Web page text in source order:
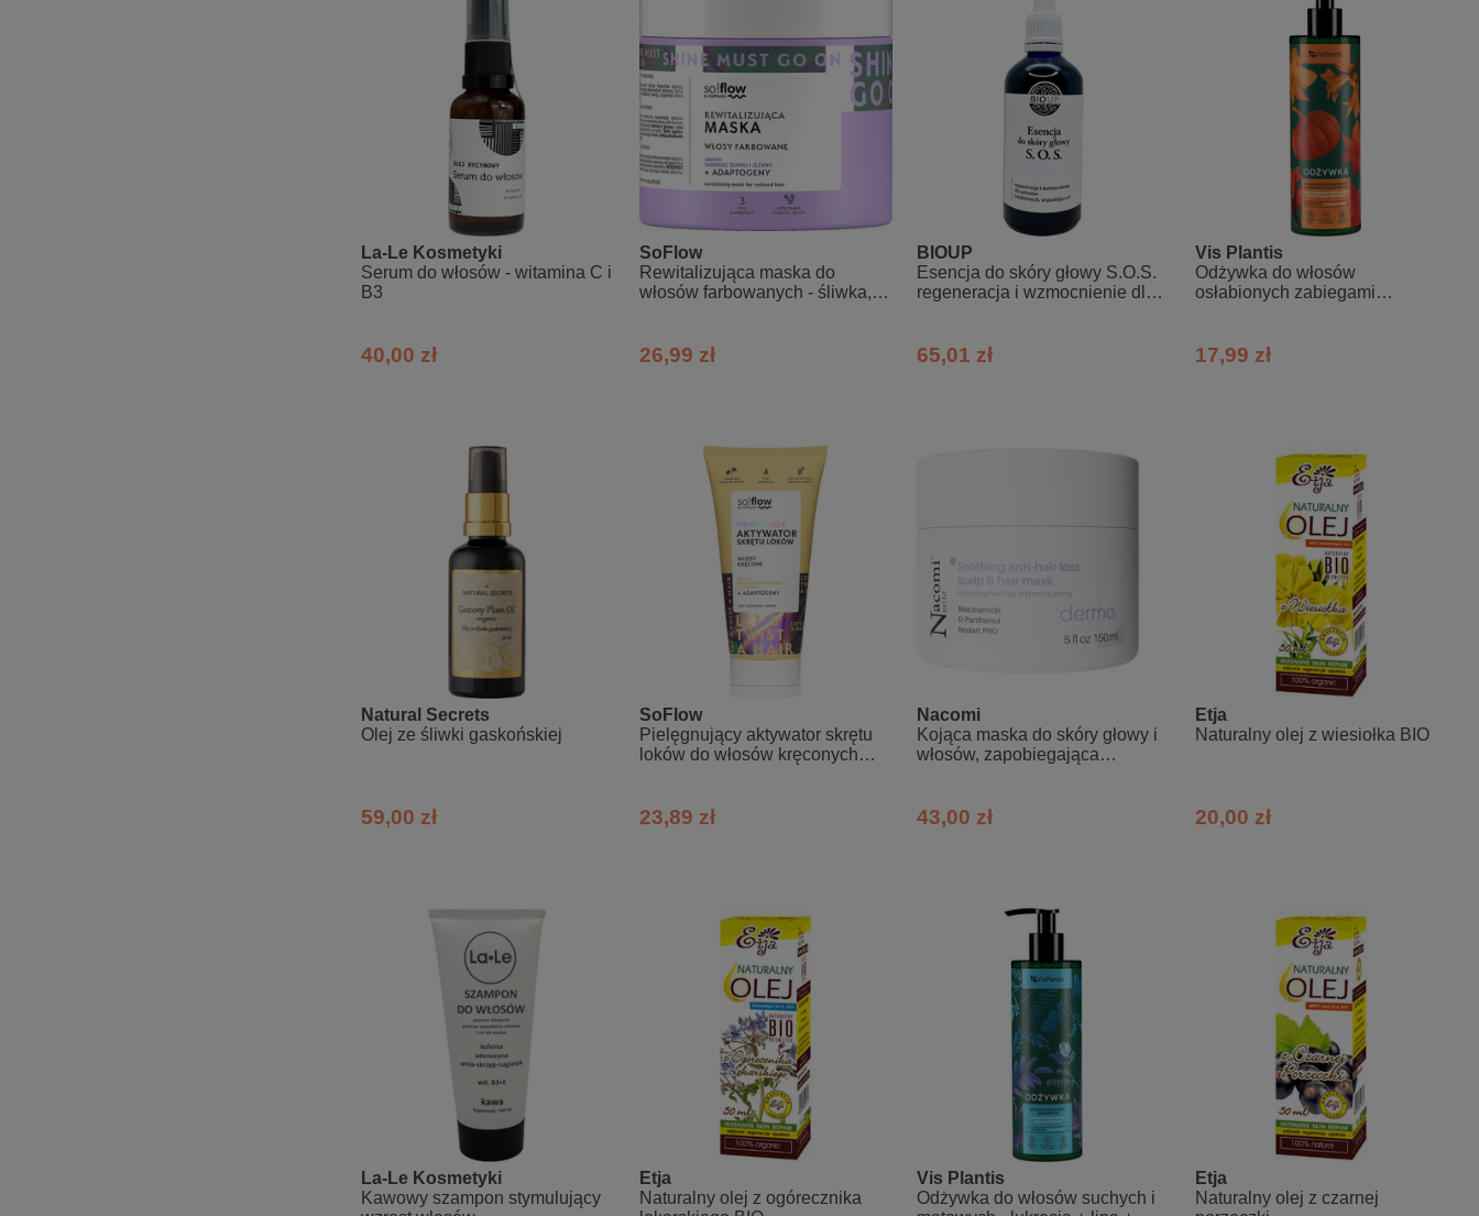
La-Le Kosmetyki
Serum do włosów - witamina C i
B3
40,00 zł
SoFlow
Rewitalizująca maska do
włosów farbowanych - śliwka,
26,99 zł
BIOUP
Esencja do skóry głowy S.O.S.
regeneracja i wzmocnienie dla
65,01 zł
Vis Plantis
Odżywka do włosów
osłabionych zabiegami
17,99 zł
Natural Secrets
Olej ze śliwki gaskońskiej
59,00 zł
SoFlow
Pielęgnujący aktywator skrętu
loków do włosów kręconych
23,89 zł
Nacomi
Kojąca maska do skóry głowy i
włosów, zapobiegająca
43,00 zł
Etja
Naturalny olej z wiesiołka BIO
20,00 zł
La-Le Kosmetyki
Kawowy szampon stymulujący
Etja
Naturalny olej z ogórecznika
Vis Plantis
Odżywka do włosów suchych i
Etja
Naturalny olej z czarnej